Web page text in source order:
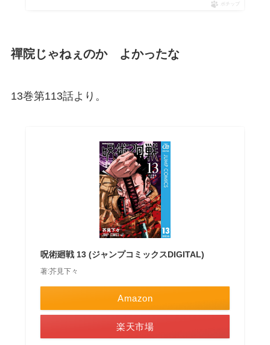
ポチップ
禪院じゃねぇのか よかったな
13巻第113話より。
呪術廻戦 13 (ジャンプコミックスDIGITAL)
著:芥見下々
Amazon
楽天市場